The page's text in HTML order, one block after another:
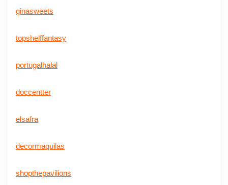
ginasweets
topshelffantasy
portugalhalal
doccentter
elsafra
decormaquilas
shopthepavilions